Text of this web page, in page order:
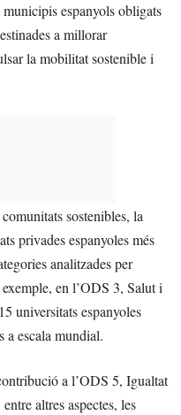
municipis espanyols obligats
a millorar
la mobilitat sostenible i
sostenibles, la
privades espanyoles més
analitzades per
en l’ODS 3, Salut i
universitats espanyoles
a escala mundial.
a l’ODS 5, Igualtat
altres aspectes, les